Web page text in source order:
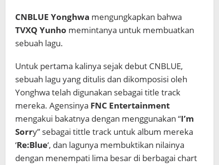
CNBLUE Yonghwa mengungkapkan bahwa
TVXQ Yunho memintanya untuk membuatkan
sebuah lagu.
Untuk pertama kalinya sejak debut CNBLUE,
sebuah lagu yang ditulis dan dikomposisi oleh
Yonghwa telah digunakan sebagai title track
mereka. Agensinya FNC Entertainment
mengakui bakatnya dengan menggunakan “I’m
Sorry” sebagai tittle track untuk album mereka
‘Re:Blue‘, dan lagunya membuktikan nilainya
dengan menempati lima besar di berbagai chart